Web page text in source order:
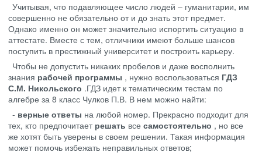
Учитывая, что подавляющее число людей – гуманитарии, им
совершенно не обязательно от и до знать этот предмет.
Однако именно он может значительно испортить ситуацию в
аттестате. Вместе с тем, отличники имеют больше шансов
поступить в престижный университет и построить карьеру.
Чтобы не допустить никаких пробелов и даже восполнить
знания рабочей программы , нужно воспользоваться ГДЗ
С.М. Никольского .ГДЗ идет к тематическим тестам по
алгебре за 8 класс Чулков П.В. В нем можно найти:
- верные ответы на любой номер. Прекрасно подходит для
тех, кто предпочитает решать все самостоятельно , но все
же хотят быть уверены в своем решении. Такая информация
может помочь избежать неправильных ответов;